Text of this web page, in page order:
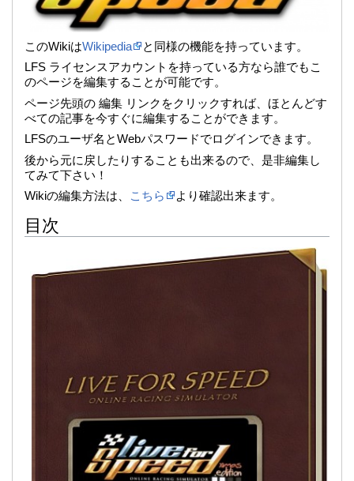
このWikiはWikipedia
と同様の機能を持っています。
LFS ライセンスアカウントを持っている方なら誰でもこ
のページを編集することが可能です。
ページ先頭の 編集 リンクをクリックすれば、ほとんどす
べての記事を今すぐに編集することができます。
LFSのユーザ名とWebパスワードでログインできます。
後から元に戻したりすることも出来るので、是非編集し
てみて下さい！
Wikiの編集方法は、
こちら より確認出来ます。
目次